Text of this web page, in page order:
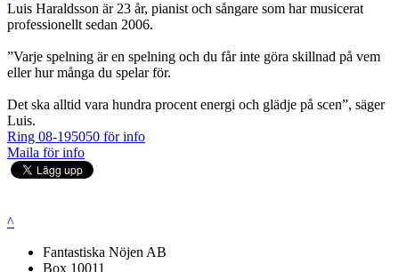
Luis Haraldsson är 23 år, pianist och sångare som har musicerat
professionellt sedan 2006.
”Varje spelning är en spelning och du får inte göra skillnad på vem
eller hur många du spelar för.
Det ska alltid vara hundra procent energi och glädje på scen”, säger
Luis.
Ring 08-195050 för info
Maila för info
^
Fantastiska Nöjen AB
Box 10011